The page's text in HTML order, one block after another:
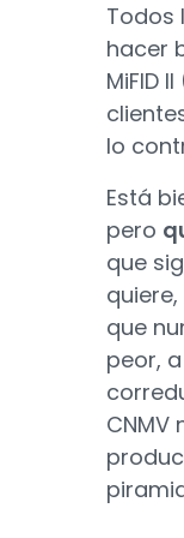
Todos
hacer
MiFID
lo
Está
pero
que
que
peor,
CNMV